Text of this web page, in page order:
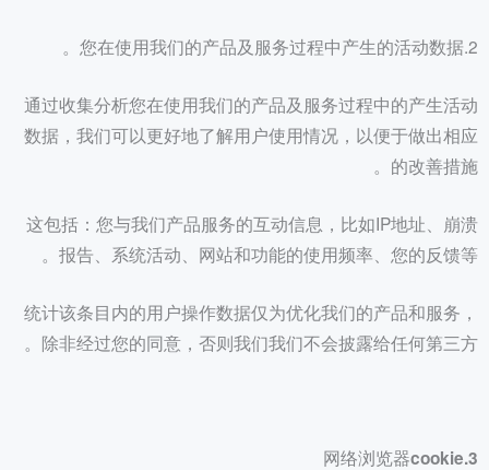
通过收集分析您在使用我们的产品及服务过程中的产生活动
数据，我们可以更好地了解用户使用情况，以便于做出相应
的改善措施。
这包括：您与我们产品服务的互动信息，比如IP地址、崩溃
报告、系统活动、网站和功能的使用频率、您的反馈等。
统计该条目内的用户操作数据仅为优化我们的产品和服务，
除非经过您的同意，否则我们我们不会披露给任何第三方。